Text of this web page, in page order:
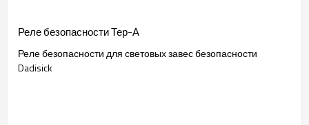
Реле безопасности Тер-А
Реле безопасности для световых завес безопасности
Dadisick